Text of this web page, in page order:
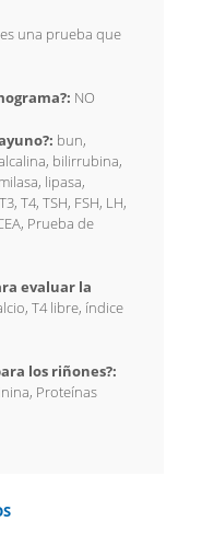
es una prueba que
NO
bun,
bilirrubina,
lipasa,
T4, TSH, FSH, LH,
Prueba de
evaluar la
T4 libre, índice
los riñones?:
Proteínas